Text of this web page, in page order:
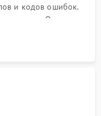
и кодов ошибок.
Оценка
питания без